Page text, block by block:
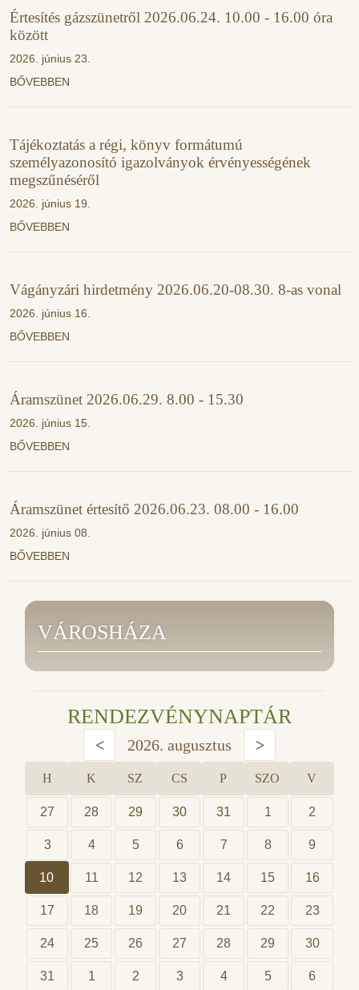
Értesítés gázszünetről 2026.06.24. 10.00 - 16.00 óra
között
2026. június 23.
BŐVEBBEN
Tájékoztatás a régi, könyv formátumú
személyazonosító igazolványok érvényességének
megszűnéséről
2026. június 19.
BŐVEBBEN
Vágányzári hirdetmény 2026.06.20-08.30. 8-as vonal
2026. június 16.
BŐVEBBEN
Áramszünet 2026.06.29. 8.00 - 15.30
2026. június 15.
BŐVEBBEN
Áramszünet értesítő 2026.06.23. 08.00 - 16.00
2026. június 08.
BŐVEBBEN
VÁROSHÁZA
RENDEZVÉNYNAPTÁR
< 2026. augusztus >
H K SZ CS P SZO V
27 28 29 30 31 1 2
3 4 5 6 7 8 9
10 11 12 13 14 15 16
17 18 19 20 21 22 23
24 25 26 27 28 29 30
31 1 2 3 4 5 6